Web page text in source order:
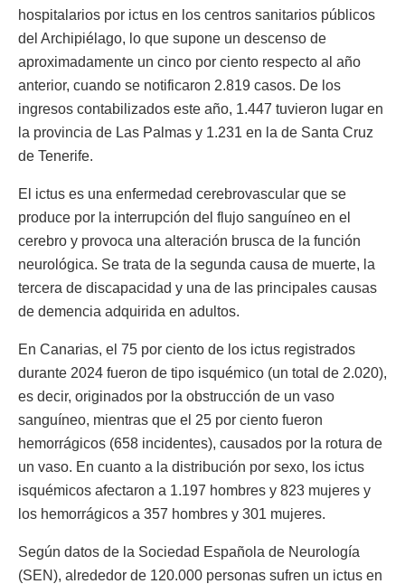
hospitalarios por ictus en los centros sanitarios públicos
del Archipiélago, lo que supone un descenso de
aproximadamente un cinco por ciento respecto al año
anterior, cuando se notificaron 2.819 casos. De los
ingresos contabilizados este año, 1.447 tuvieron lugar en
la provincia de Las Palmas y 1.231 en la de Santa Cruz
de Tenerife.
El ictus es una enfermedad cerebrovascular que se
produce por la interrupción del flujo sanguíneo en el
cerebro y provoca una alteración brusca de la función
neurológica. Se trata de la segunda causa de muerte, la
tercera de discapacidad y una de las principales causas
de demencia adquirida en adultos.
En Canarias, el 75 por ciento de los ictus registrados
durante 2024 fueron de tipo isquémico (un total de 2.020),
es decir, originados por la obstrucción de un vaso
sanguíneo, mientras que el 25 por ciento fueron
hemorrágicos (658 incidentes), causados por la rotura de
un vaso. En cuanto a la distribución por sexo, los ictus
isquémicos afectaron a 1.197 hombres y 823 mujeres y
los hemorrágicos a 357 hombres y 301 mujeres.
Según datos de la Sociedad Española de Neurología
(SEN), alrededor de 120.000 personas sufren un ictus en